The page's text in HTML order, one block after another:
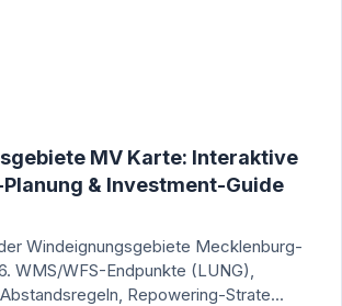
MV Karte: Interaktive
& Investment-Guide
Windeignungsgebiete Mecklenburg-
WMS/WFS-Endpunkte (LUNG),
Repowering-Strate...